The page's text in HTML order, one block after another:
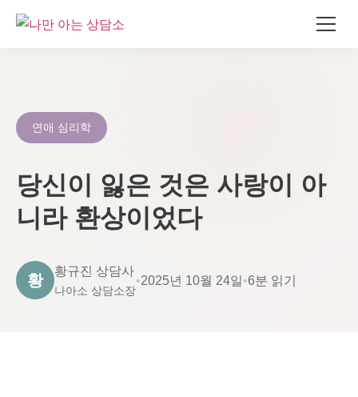
연애 심리학
당신이 잃은 것은 사랑이 아
니라 환상이었다
황
황규진 상담사
나아소 상담소장
•2025년 10월 24일•6분 읽기